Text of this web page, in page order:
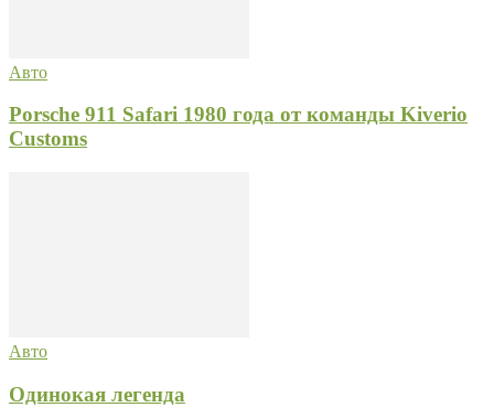
Авто
Porsche 911 Safari 1980 года от команды Kiverio
Customs
Авто
Одинокая легенда